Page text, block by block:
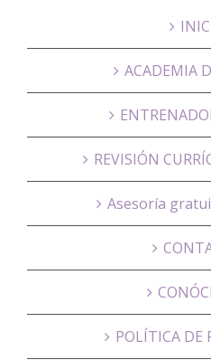
ACADEMIA
REVISIÓN
Asesoría
POLÍTICA DE